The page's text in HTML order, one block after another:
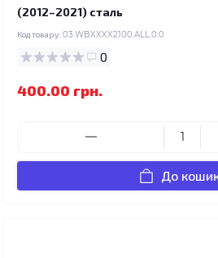
(2012–2021) сталь
Код товару: 03.WBXXXX2100.ALL.0.0
0
400.00 грн.
До